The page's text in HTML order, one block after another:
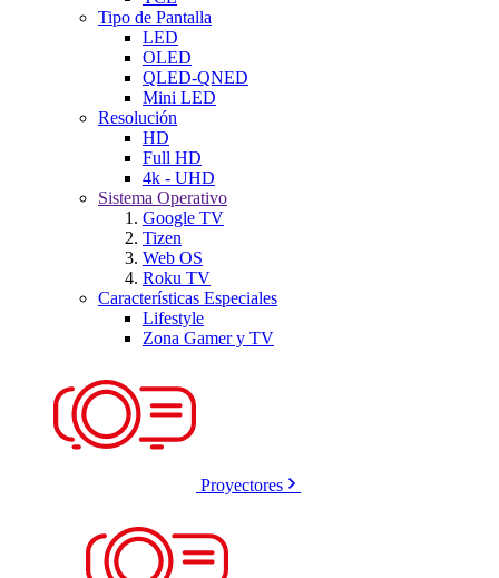
Tipo de Pantalla
LED
OLED
QLED-QNED
Mini LED
Resolución
HD
Full HD
4k - UHD
Sistema Operativo
Google TV
Tizen
Web OS
Roku TV
Características Especiales
Lifestyle
Zona Gamer y TV
Proyectores